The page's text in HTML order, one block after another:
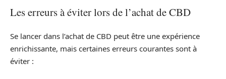
Les erreurs à éviter lors de l’achat de CBD
Se lancer dans l’achat de CBD peut être une expérience
enrichissante, mais certaines erreurs courantes sont à
éviter :